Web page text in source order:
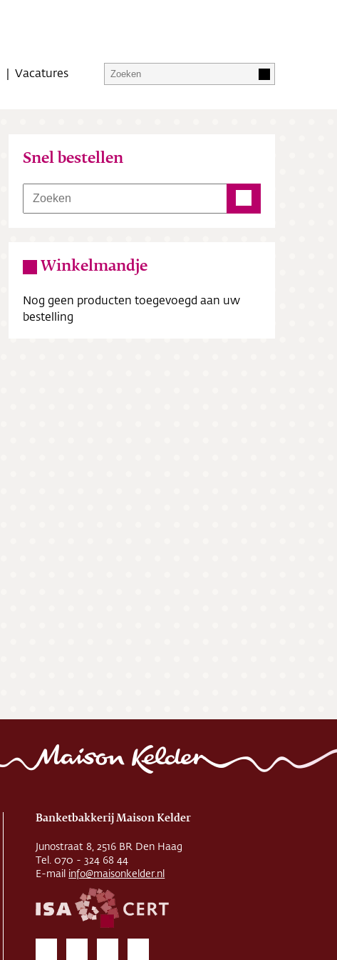
Vacatures
Snel bestellen
Winkelmandje
Nog geen producten toegevoegd aan uw
bestelling
Banketbakkerij Maison Kelder
Junostraat 8, 2516 BR Den Haag
Tel. 070 - 324 68 44
E-mail info@maisonkelder.nl